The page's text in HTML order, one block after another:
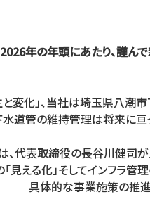
2026年の年頭にあたり、謹ん
変化」、当社は埼玉県八潮
道管の維持管理は将来に亘
、代表取締役の長谷川健
える化」そしてインフラ管
具体的な事業施策の推